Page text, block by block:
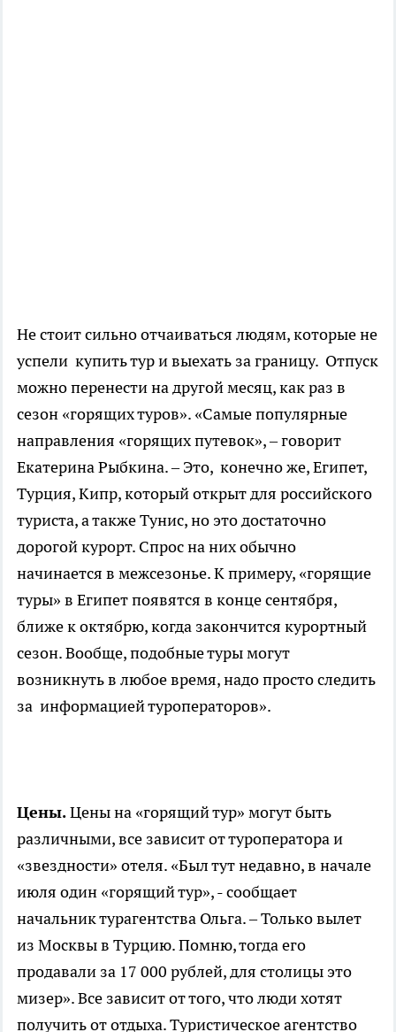
Не стоит сильно отчаиваться людям, которые не
успели купить тур и выехать за границу. Отпуск
можно перенести на другой месяц, как раз в
сезон «горящих туров». «Самые популярные
направления «горящих путевок», – говорит
Екатерина Рыбкина. – Это, конечно же, Египет,
Турция, Кипр, который открыт для российского
туриста, а также Тунис, но это достаточно
дорогой курорт. Спрос на них обычно
начинается в межсезонье. К примеру, «горящие
туры» в Египет появятся в конце сентября,
ближе к октябрю, когда закончится курортный
сезон. Вообще, подобные туры могут
возникнуть в любое время, надо просто следить
за информацией туроператоров».
Цены.Цены на «горящий тур» могут быть
различными, все зависит от туроператора и
«звездности» отеля. «Был тут недавно, в начале
июля один «горящий тур», - сообщает
начальник турагентства Ольга. – Только вылет
из Москвы в Турцию. Помню, тогда его
продавали за 17 000 рублей, для столицы это
мизер». Все зависит от того, что люди хотят
получить от отдыха. Туристическое агентство